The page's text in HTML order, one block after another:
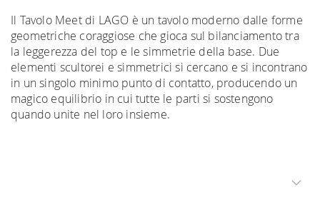
Il Tavolo Meet di LAGO è un tavolo moderno dalle forme
geometriche coraggiose che gioca sul bilanciamento tra
la leggerezza del top e le simmetrie della base. Due
elementi scultorei e simmetrici si cercano e si incontrano
in un singolo minimo punto di contatto, producendo un
magico equilibrio in cui tutte le parti si sostengono
quando unite nel loro insieme.